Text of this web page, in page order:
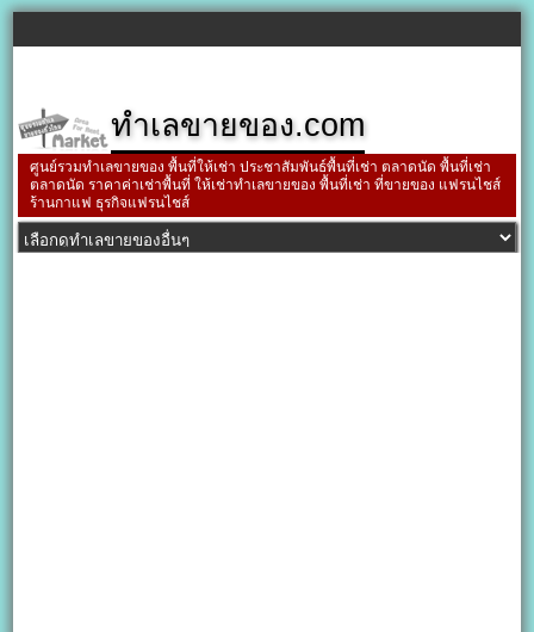
ทำเลขายของ.com
ศูนย์รวมทำเลขายของ พื้นที่ให้เช่า ประชาสัมพันธ์พื้นที่เช่า ตลาดนัด พื้นที่เช่า
ตลาดนัด ราคาค่าเช่าพื้นที่ ให้เช่าทำเลขายของ พื้นที่เช่า ที่ขายของ แฟรนไชส์
ร้านกาแฟ ธุรกิจแฟรนไชส์